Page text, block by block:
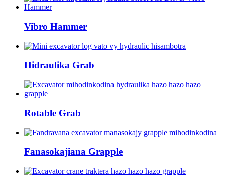
Vibro Hammer
Hidraulika Grab
Rotable Grab
Fanasokajiana Grapple